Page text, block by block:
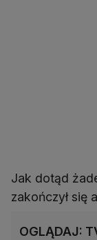
Jak dotąd
zakończył się
OGLĄDAJ: